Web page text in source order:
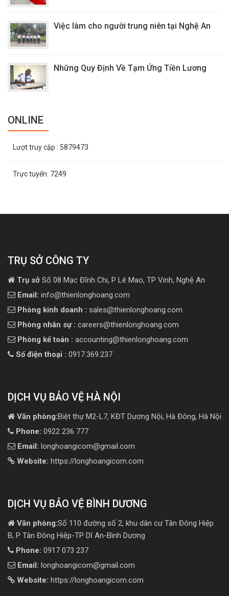
Việc làm cho người trung niên tại Nghệ An
Những Quy Định Về Tạm Ứng Tiền Lương
ONLINE
Lượt truy cập : 5879473
Trực tuyến: 7249
TRỤ SỞ CÔNG TY
Trụ sở Số 08 Mạc Đĩnh Chi, P Lê Mao, TP Vinh, Nghệ An
Email: info@thienlonghoang.com
Phòng kinh doanh : sales@thienlonghoang.com
Phòng nhân sự : careers@thienlonghoang.com
Phòng kế toán : accounting@thienlonghoang.com
Số điện thoại : 0917.369.237
DỊCH VỤ BẢO VỆ HÀ NỘI
Văn phòng:Biệt thự M2-L7, KĐT Dương Nội, Hà Đông, Hà Nội
Phone: 0922 236 777
Email: longhoangicom@gmail.com
Website: https://longhoangicom.com
DỊCH VỤ BẢO VỆ BÌNH DƯƠNG
Văn phòng:Số 110 đường số 2, khu dân cư Tân Đông Hiệp
B, P Tân Đông Hiệp-TP Dĩ An-Bình Dương
Phone: 0917 073 237
Email: longhoangicom@gmail.com
Website: https://longhoangicom.com